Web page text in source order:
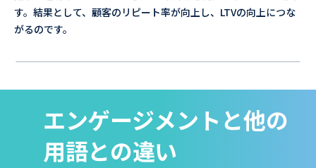
す。結果として、顧客のリピート率が向上し、LTVの向上につな
がるのです。
エンゲージメントと他の
用語との違い